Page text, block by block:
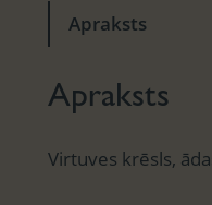
Apraksts
Apraksts
Virtuves krēsls,